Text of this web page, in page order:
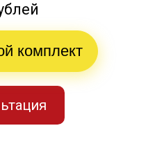
комплект